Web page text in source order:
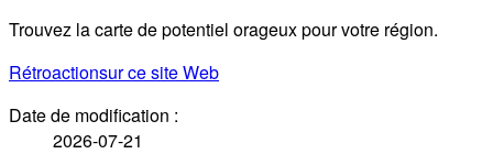
Trouvez la carte de potentiel orageux pour votre région.
Rétroactionsur ce site Web
Date de modification :
2026-07-21